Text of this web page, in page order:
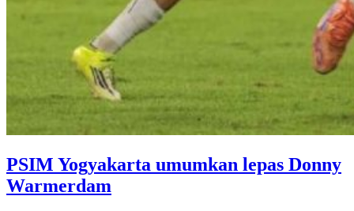
PSIM Yogyakarta umumkan lepas Donny
Warmerdam